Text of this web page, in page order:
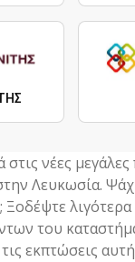
στις νέες
Λευκωσία.
του
εκπτώσεις